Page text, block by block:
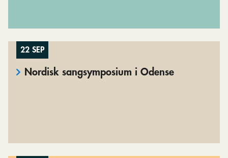
22 SEP
Nordisk sangsymposium i Odense